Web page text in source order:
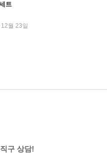
트
월 23일
구 상담!